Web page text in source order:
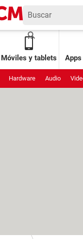
Móviles y tablets
Hardware Audio